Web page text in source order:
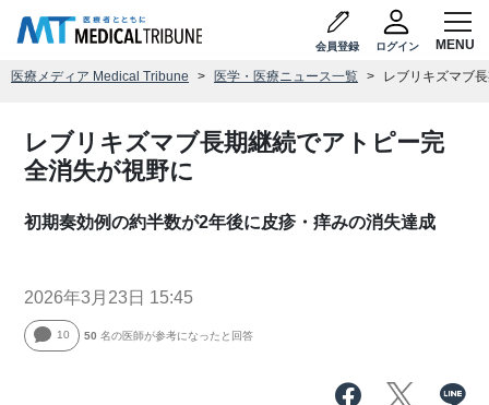
会員登録 ログイン
医療メディア Medical Tribune 医学・医療ニュース一覧 レブリキズマブ
レブリキズマブ長期継続でアトピー完
全消失が視野に
初期奏効例の約半数が2年後に皮疹・痒みの消失達成
2026年3月23日 15:45
10 50 名の医師が参考になったと回答